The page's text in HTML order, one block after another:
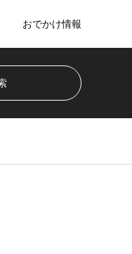
おでかけ情報